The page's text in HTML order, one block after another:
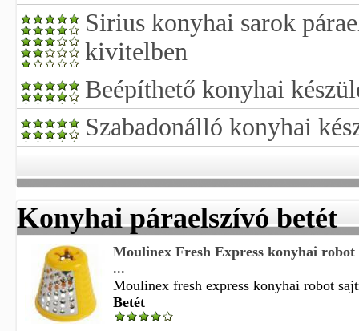
Sirius konyhai sarok
kivitelben
Beépíthető konyhai
Szabadonálló konyhai
Konyhai páraelszívó betét
Moulinex Fresh Express konyhai robot
...
Moulinex fresh express konyhai robot
Betét